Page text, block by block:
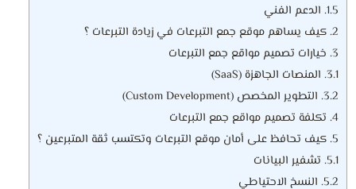
1.5. الدعم الفني
2. كيف يساهم موقع جمع التبرعات في زيادة التبرعات ؟
3. خيارات تصميم مواقع جمع التبرعات
3.1. المنصات الجاهزة (SaaS)
3.2. التطوير المخصص (Custom Development)
4. تكلفة تصميم مواقع جمع التبرعات
5. كيف تحافظ على أمان موقع التبرعات وتكتسب ثقة المتبرعين ؟
5.1. تشفير البيانات
5.2. النسخ الاحتياطي